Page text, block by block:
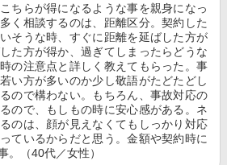
ちらが得になるような事を親身になっ
く相談するのは、距離区分。契約した
そうな時、すぐに距離を延ばした方が
た方が得か、過ぎてしまったらどうな
の注意点と詳しく教えてもらった。事
い方が多いのか少し敬語がたどたどし
ので構わない。もちろん、事故対応の
ので、もしもの時に安心感がある。ネ
のは、顔が見えなくてもしっかり対応
ているからだと思う。金額や契約時に
。（40代／女性）